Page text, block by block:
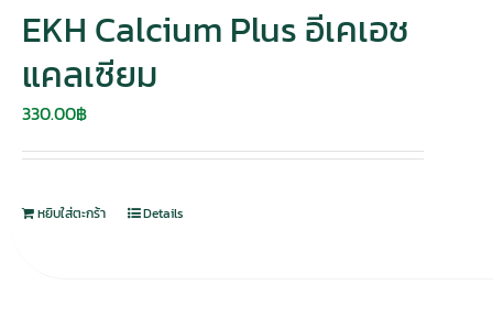
EKH Calcium Plus อีเคเอช
แคลเซียม
330.00฿
หยิบใส่ตะกร้า Details